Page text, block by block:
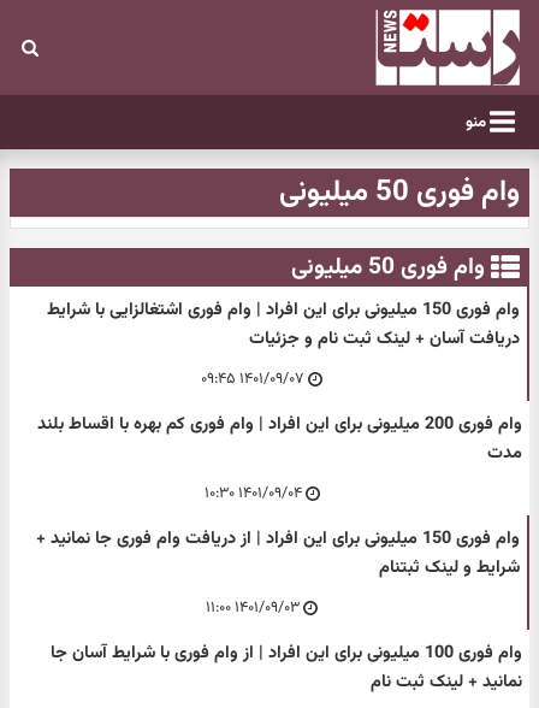
منو
وام فوری 50 میلیونی
وام فوری 50 میلیونی
وام فوری 150 میلیونی برای این افراد | وام فوری اشتغالزایی با شرایط
دریافت آسان + لینک ثبت نام و جزئیات
۱۴۰۱/۰۹/۰۷ ۰۹:۴۵
وام فوری 200 میلیونی برای این افراد | وام فوری کم بهره با اقساط بلند
مدت
۱۴۰۱/۰۹/۰۴ ۱۰:۳۰
وام فوری 150 میلیونی برای این افراد | از دریافت وام فوری جا نمانید +
شرایط و لینک ثبتنام
۱۴۰۱/۰۹/۰۳ ۱۱:۰۰
وام فوری 100 میلیونی برای این افراد | از وام فوری با شرایط آسان جا
نمانید + لینک ثبت نام